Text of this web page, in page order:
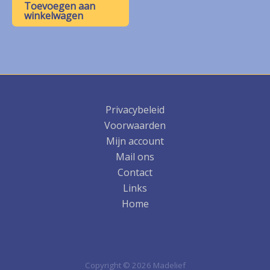
€ 12,50.€ 6,25.
Toevoegen aan
winkelwagen
Privacybeleid
Voorwaarden
Mijn account
Mail ons
Contact
Links
Home
Copyright © 2026 Madelief